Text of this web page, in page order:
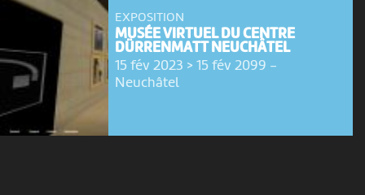
EXPOSITION
MUSÉE VIRTUEL DU CENTRE
DÜRRENMATT NEUCHÂTEL
15 fév 2023 > 15 fév 2099 -
Neuchâtel